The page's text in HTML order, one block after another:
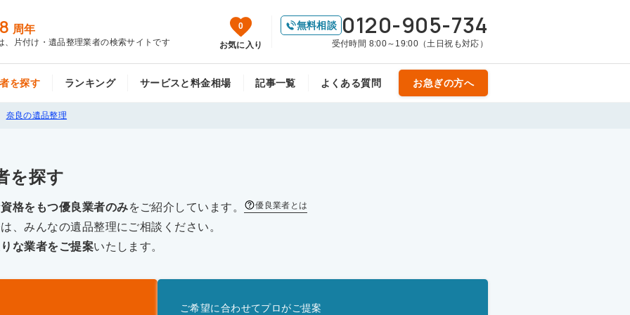
周年
、片付け・遺品整理業者の検索サイトです
0
お気に入り
無料相談 0120-905-734
受付時間 8:00～19:00（土日祝も対応）
を探す ランキング サービスと料金相場 記事一覧 よくある質問 お急ぎの方へ
奈良の遺品整理
を探す
格をもつ優良業者のみをご紹介しています。 優良業者とは
、みんなの遺品整理にご相談ください。
な業者をご提案いたします。
ご希望に合わせてプロがご提案